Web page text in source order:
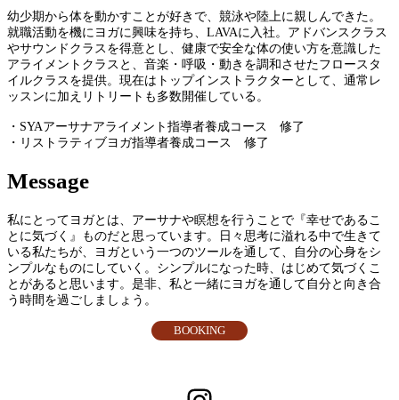
幼少期から体を動かすことが好きで、競泳や陸上に親しんできた。
就職活動を機にヨガに興味を持ち、LAVAに入社。アドバンスクラス
やサウンドクラスを得意とし、健康で安全な体の使い方を意識した
アライメントクラスと、音楽・呼吸・動きを調和させたフロースタ
イルクラスを提供。現在はトップインストラクターとして、通常レ
ッスンに加えリトリートも多数開催している。
・SYAアーサナアライメント指導者養成コース 修了
・リストラティブヨガ指導者養成コース 修了
Message
私にとってヨガとは、アーサナや瞑想を行うことで『幸せであるこ
とに気づく』ものだと思っています。日々思考に溢れる中で生きて
いる私たちが、ヨガという一つのツールを通して、自分の心身をシ
ンプルなものにしていく。シンプルになった時、はじめて気づくこ
とがあると思います。是非、私と一緒にヨガを通して自分と向き合
う時間を過ごしましょう。
BOOKING